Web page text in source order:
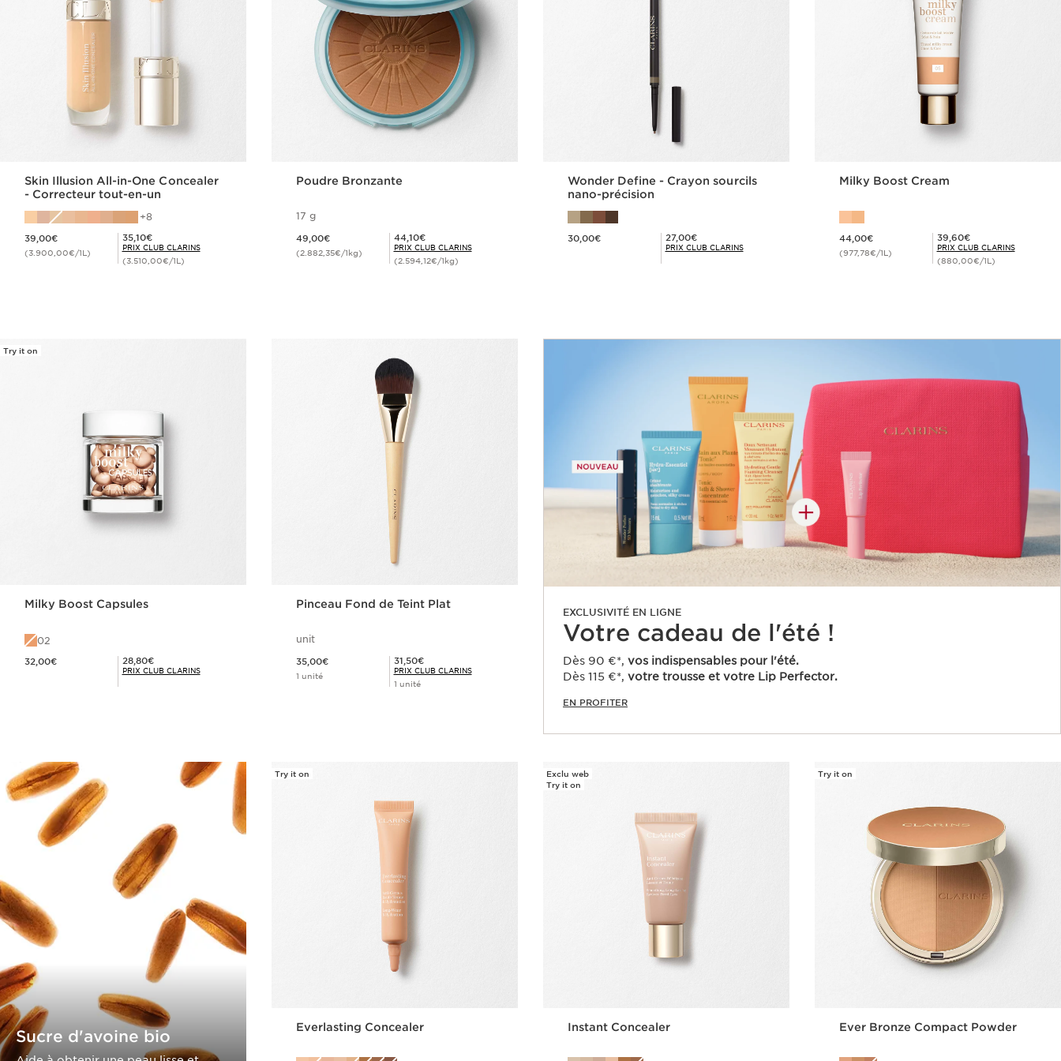
Skin Illusion All-in-One Concealer
- Correcteur tout-en-un
8
39,00€
(3.900,00€/1L)
Prix Club Clarins 35,10€
35,10€
PRIX CLUB CLARINS
(3.510,00€/1L)
Poudre Bronzante
17 g
49,00€
(2.882,35€/1kg)
Prix Club Clarins 44,10€
44,10€
PRIX CLUB CLARINS
(2.594,12€/1kg)
Wonder Define - Crayon sourcils
nano-précision
30,00€ Prix Club Clarins 27,00€
27,00€
PRIX CLUB CLARINS
Milky Boost Cream
44,00€
(977,78€/1L)
Prix Club Clarins 39,60€
39,60€
PRIX CLUB CLARINS
(880,00€/1L)
Try it on
Milky Boost Capsules
02
32,00€ Prix Club Clarins 28,80€
28,80€
PRIX CLUB CLARINS
Pinceau Fond de Teint Plat
unit
35,00€
1 unité
Prix Club Clarins 31,50€
31,50€
PRIX CLUB CLARINS
1 unité
EXCLUSIVITÉ EN LIGNE
Votre cadeau de l'été !
Dès 90 €*, vos indispensables pour l'été.
Dès 115 €*, votre trousse et votre Lip Perfector.
EN PROFITER
Sucre d'avoine bio
Try it on
Everlasting Concealer
Exclu web
Try it on
Instant Concealer
Try it on
Ever Bronze Compact Powder